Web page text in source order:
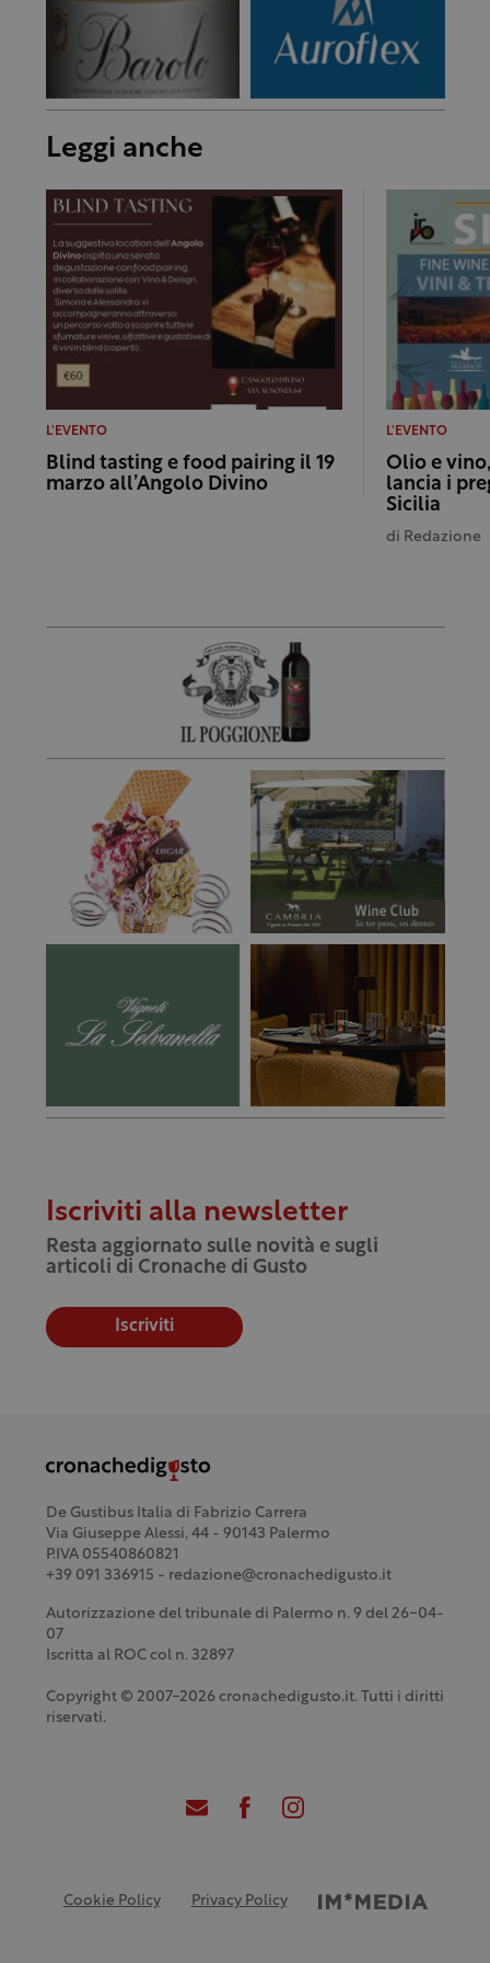
Leggi anche
L'EVENTO
Blind tasting e food pairing il 19
marzo all’Angolo Divino
L'EVENTO
Olio e
lancia i
Sicilia
di Redazione
Iscriviti alla newsletter
Resta aggiornato sulle novità e sugli
articoli di Cronache di Gusto
Iscriviti
De Gustibus Italia di Fabrizio Carrera
Via Giuseppe Alessi, 44 - 90143 Palermo
P.IVA 05540860821
+39 091 336915 - redazione@cronachedigusto.it
Autorizzazione del tribunale di Palermo n. 9 del 26-04-
07
Iscritta al ROC col n. 32897
Copyright © 2007-2026 cronachedigusto.it. Tutti i diritti
riservati.
Cookie Policy Privacy Policy Credits